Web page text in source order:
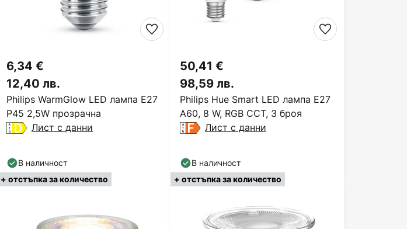
Philips WarmGlow LED лампа E27
P45 2,5W прозрачна
6,34 €
12,40 лв.
Лист с данни
В наличност
Philips Hue Smart LED лампа E27
A60, 8 W, RGB CCT, 3 броя
50,41 €
98,59 лв.
Лист с данни
В наличност
+ отстъпка за количество + отстъпка за количество